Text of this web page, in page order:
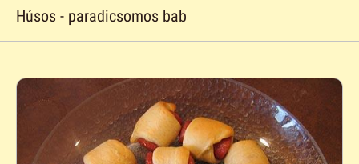
Húsos - paradicsomos bab